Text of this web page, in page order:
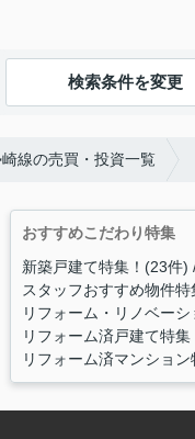
検索条件を変更
線の売買・投資一覧
おすすめこだわり特集
新築戸建て特集！(23件)
スタッフおすすめ物件
リフォーム・リノベー
リフォーム済戸建て特集
リフォーム済マンショ